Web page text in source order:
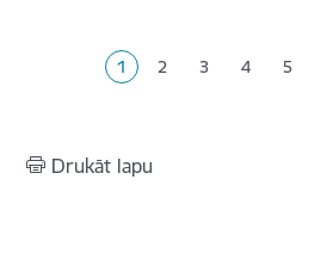
Pašreizējā lapa
1 Lapa
2 Lapa
3 Lapa
4 Lapa
5
Drukāt lapu